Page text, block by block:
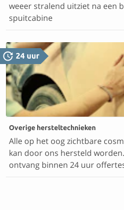
weeer stralend uitziet na een
spuitcabine
Overige hersteltechnieken
Alle op het oog zichtbare
kan door ons hersteld
ontvang binnen 24 uur